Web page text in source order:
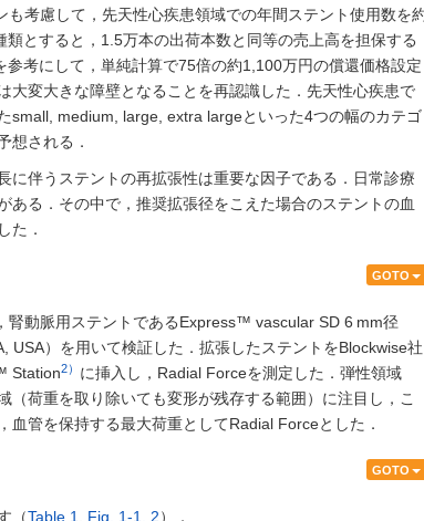
も考慮して，先天性心疾患領域での年間ステント使用数を
とすると，1.5万本の出荷本数と同等の売上高を担保する
考にして，単純計算で75倍の約1,100万円の償還価格設定
大変大きな障壁となることを再認識した．先天性心疾患で
small, medium, large, extra largeといった4つの幅のカテゴ
想される．
に伴うステントの再拡張性は重要な因子である．日常診療
ある．その中で，推奨拡張径をこえた場合のステントの血
た．
GOTO
腎動脈用ステントであるExpress™ vascular SD 6 mm径
USA）を用いて検証した．拡張したステントをBlockwise社
Station2） に挿入し，Radial Forceを測定した．弾性領域
（荷重を取り除いても変形が残存する範囲）に注目し，こ
管を保持する最大荷重としてRadial Forceとした．
GOTO
（Table 1 Fig. 1-1, 2）．